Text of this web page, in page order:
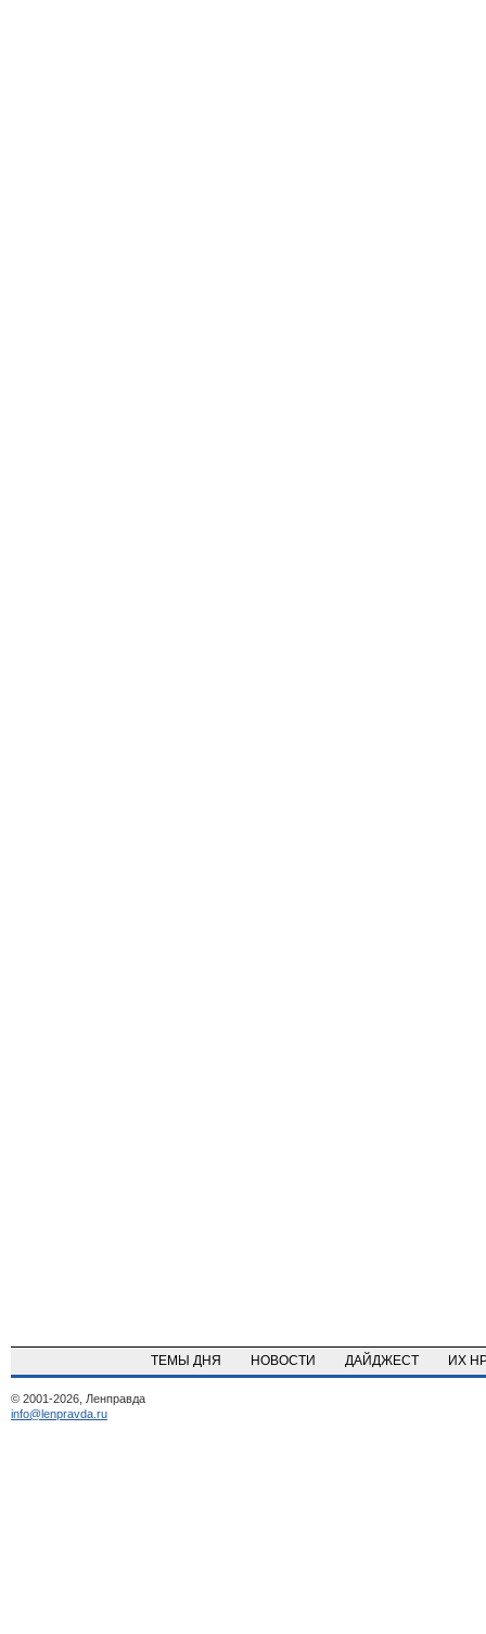
ТЕМЫ ДНЯ НОВОСТИ ДАЙДЖЕСТ ИХ
© 2001-2026, Ленправда
info@lenpravda.ru